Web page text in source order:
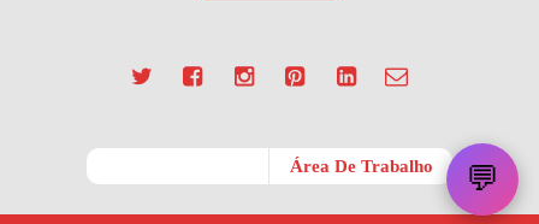
💬
Área De Trabalho